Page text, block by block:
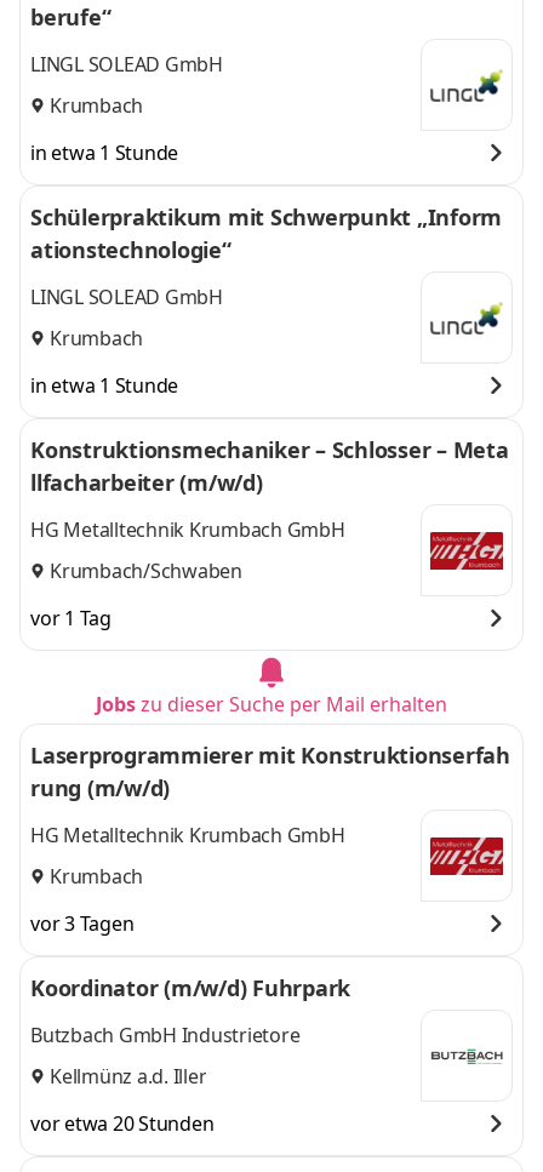
berufe“
LINGL SOLEAD GmbH
Krumbach
in etwa 1 Stunde
Schülerpraktikum mit Schwerpunkt „Inform
ationstechnologie“
LINGL SOLEAD GmbH
Krumbach
in etwa 1 Stunde
Konstruktionsmechaniker – Schlosser – Meta
llfacharbeiter (m/w/d)
HG Metalltechnik Krumbach GmbH
Krumbach/Schwaben
vor 1 Tag
Jobszu dieser Suche per Mail erhalten
Laserprogrammierer mit Konstruktionserfah
rung (m/w/d)
HG Metalltechnik Krumbach GmbH
Krumbach
vor 3 Tagen
Koordinator (m/w/d) Fuhrpark
Butzbach GmbH Industrietore
Kellmünz a.d. Iller
vor etwa 20 Stunden